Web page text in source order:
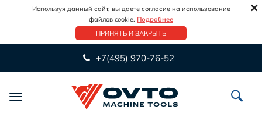
Используя данный сайт, вы даете согласие на использование
файлов cookie. Подробнее
ПРИНЯТЬ И ЗАКРЫТЬ
×
+7(495) 970-76-52
Переключить